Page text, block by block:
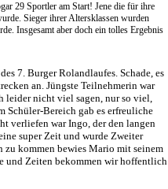
29 Sportler am Start! Jene die für ihre
Sieger ihrer Altersklassen wurden
Insgesamt aber doch ein tolles Ergebnis
7. Burger Rolandlaufes. Schade, es
an. Jüngste Teilnehmerin war
leider nicht viel sagen, nur so viel,
Schüler-Bereich gab es erfreuliche
verliefen war Ingo, der den langen
super Zeit und wurde Zweiter
zu kommen bewies Mario mit seinem
und Zeiten bekommen wir hoffentlich